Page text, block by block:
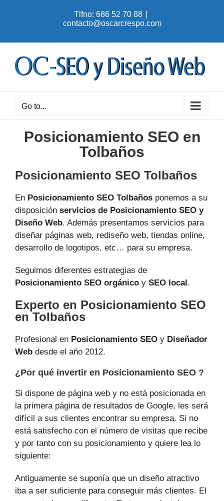
Tlfno: 686 52 70 88
contacto@oscarcrespo.com
Go to...
Posicionamiento SEO en
Tolbaños
Posicionamiento SEO Tolbaños
En Posicionamiento SEO Tolbaños ponemos a su
disposición servicios de Posicionamiento SEO y
Diseño Web. Además presentamos servicios para
diseñar páginas web, rediseño web, tiendas online,
desarrollo de logotipos, etc… para su empresa.
Seguimos diferentes estrategias de
Posicionamiento SEO orgánico y SEO local .
Experto en Posicionamiento SEO
en Tolbaños
Profesional en Posicionamiento SEO y Diseñador
Web desde el año 2012.
¿Por qué invertir en Posicionamiento SEO ?
Si dispone de página web y no está posicionada en
la primera página de resultados de Google, les será
difícil a sus clientes encontrar su empresa. Si no
está satisfecho con el número de visitas que recibe
y por tanto con su posicionamiento y quiere lea lo
siguiente:
Antiguamente se suponía que un diseño atractivo
iba a ser suficiente para conseguir más clientes. El